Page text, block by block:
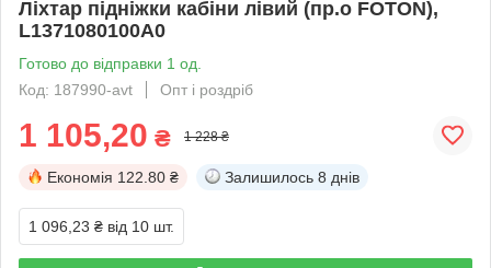
Ліхтар підніжки кабіни лівий (пр.о FOTON),
L1371080100A0
Готово до відправки 1 од.
Код: 187990-avt
Опт і роздріб
1 105,20 ₴ 1 228 ₴
Економія 122.80 ₴ Залишилось 8 днів
1 096,23 ₴ від 10 шт.